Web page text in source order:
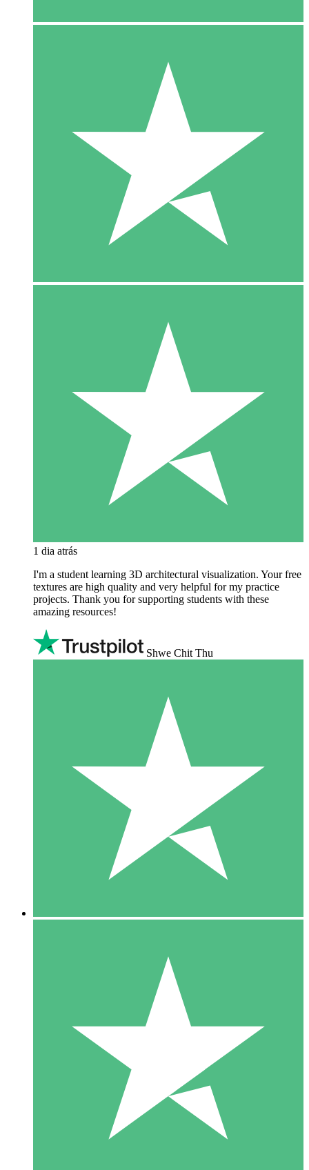
1 dia atrás
I'm a student learning 3D architectural visualization. Your free
textures are high quality and very helpful for my practice
projects. Thank you for supporting students with these
amazing resources!
Shwe Chit Thu